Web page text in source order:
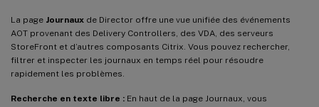
La page Journaux de Director offre une vue unifiée des événements
AOT provenant des Delivery Controllers, des VDA, des serveurs
StoreFront et d’autres composants Citrix. Vous pouvez rechercher,
filtrer et inspecter les journaux en temps réel pour résoudre
rapidement les problèmes.
Recherche en texte libre : En haut de la page Journaux, vous